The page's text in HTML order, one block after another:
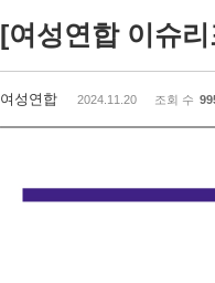
[여성연합 이슈
여성연합 2024.11.20 조회 수